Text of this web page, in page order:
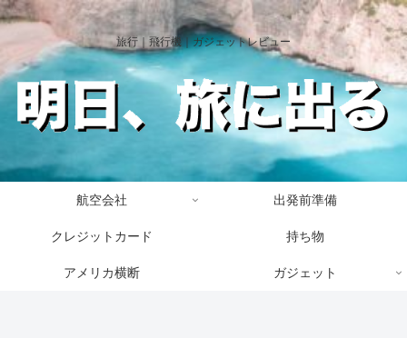
旅行｜飛行機｜ガジェットレビュー
航空会社 出発前準備
クレジットカード 持ち物
アメリカ横断 ガジェット